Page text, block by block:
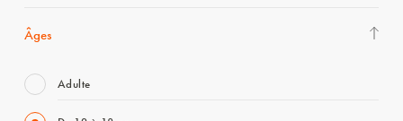
Âges
Adulte